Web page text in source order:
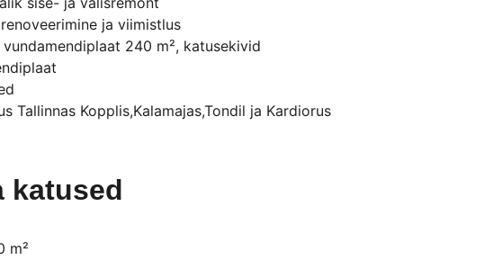
ja viimistlus
vundamendiplaat 240 m², katusekivid
Tallinnas Kopplis,Kalamajas,Tondil ja Kardiorus
katused
m²